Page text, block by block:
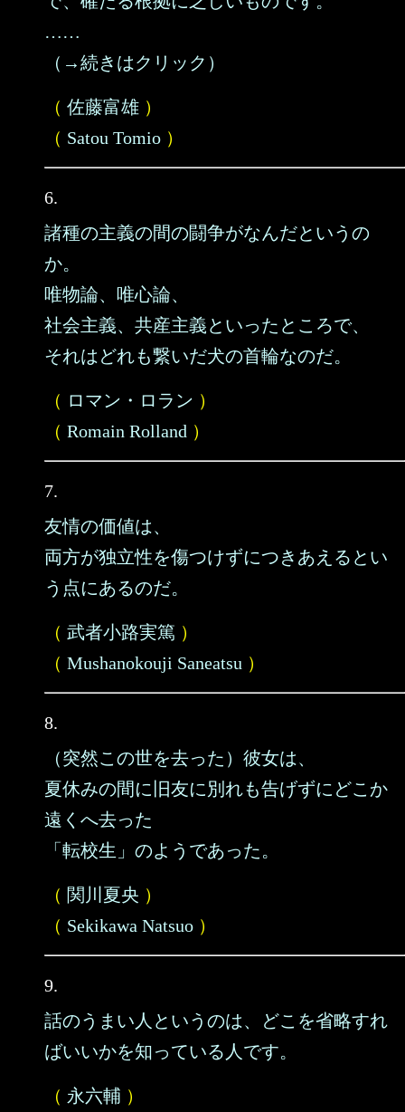
……
（→続きはクリック）
（ 佐藤富雄 ）
（ Satou Tomio ）
6.
諸種の主義の間の闘争がなんだというの
か。
唯物論、唯心論、
社会主義、共産主義といったところで、
それはどれも繋いだ犬の首輪なのだ。
（ ロマン・ロラン ）
（ Romain Rolland ）
7.
友情の価値は、
両方が独立性を傷つけずにつきあえるとい
う点にあるのだ。
（ 武者小路実篤 ）
（ Mushanokouji Saneatsu ）
8.
（突然この世を去った）彼女は、
夏休みの間に旧友に別れも告げずにどこか
遠くへ去った
「転校生」のようであった。
（ 関川夏央 ）
（ Sekikawa Natsuo ）
9.
話のうまい人というのは、どこを省略すれ
ばいいかを知っている人です。
（ 永六輔 ）